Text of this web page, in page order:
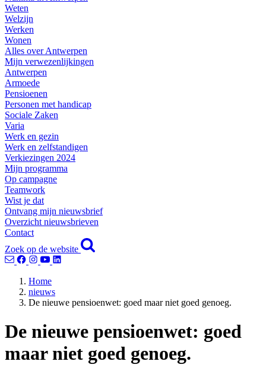
Weten
Welzijn
Werken
Wonen
Alles over Antwerpen
Mijn verwezenlijkingen
Antwerpen
Armoede
Pensioenen
Personen met handicap
Sociale Zaken
Varia
Werk en gezin
Werk en zelfstandigen
Verkiezingen 2024
Mijn programma
Op campagne
Teamwork
Wist je dat
Ontvang mijn nieuwsbrief
Overzicht nieuwsbrieven
Contact
Zoek op de website
Home
nieuws
De nieuwe pensioenwet: goed maar niet goed genoeg.
De nieuwe pensioenwet: goed
maar niet goed genoeg.